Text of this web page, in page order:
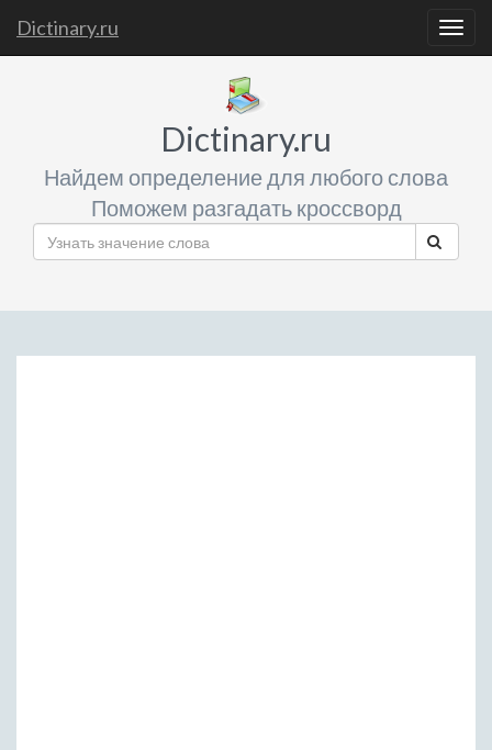
Dictinary.ru
Dictinary.ru
Найдем определение для любого слова
Поможем разгадать кроссворд